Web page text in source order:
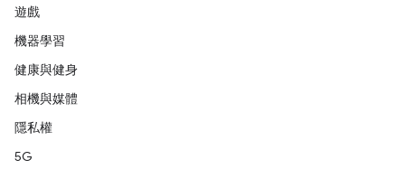
遊戲
機器學習
健康與健身
相機與媒體
隱私權
5G